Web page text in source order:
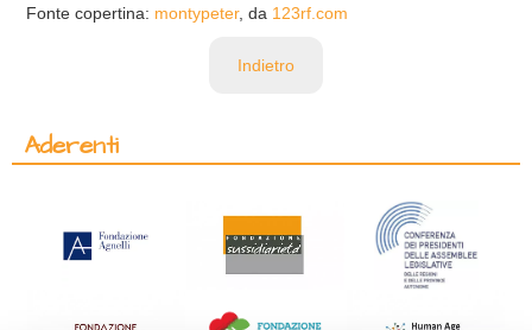
Fonte copertina: montypeter, da 123rf.com
Indietro
Aderenti